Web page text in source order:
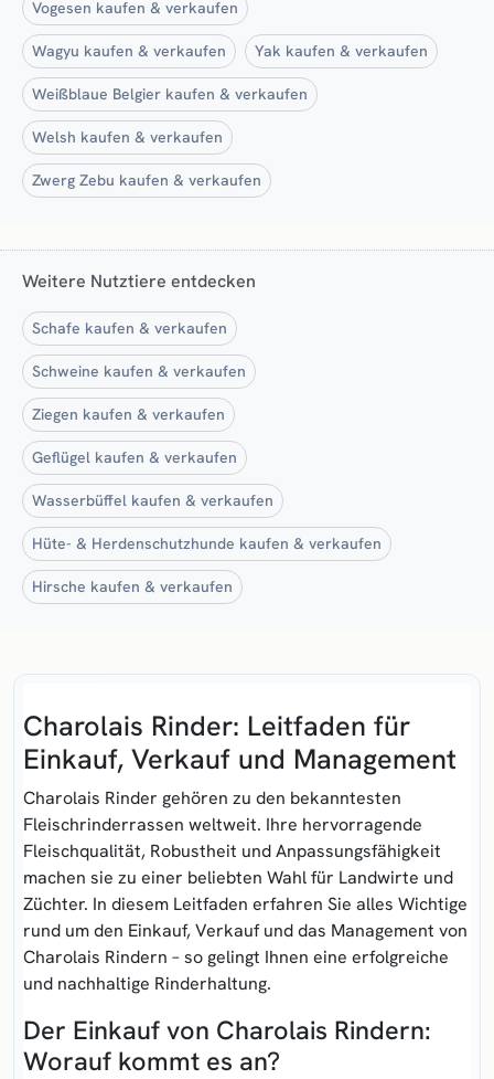
Vogesen kaufen & verkaufen
Wagyu kaufen & verkaufen Yak kaufen & verkaufen
Weißblaue Belgier kaufen & verkaufen
Welsh kaufen & verkaufen
Zwerg Zebu kaufen & verkaufen
Weitere Nutztiere entdecken
Schafe kaufen & verkaufen
Schweine kaufen & verkaufen
Ziegen kaufen & verkaufen
Geflügel kaufen & verkaufen
Wasserbüffel kaufen & verkaufen
Hüte- & Herdenschutzhunde kaufen & verkaufen
Hirsche kaufen & verkaufen
Charolais Rinder: Leitfaden für
Einkauf, Verkauf und Management
Charolais Rinder gehören zu den bekanntesten
Fleischrinderrassen weltweit. Ihre hervorragende
Fleischqualität, Robustheit und Anpassungsfähigkeit
machen sie zu einer beliebten Wahl für Landwirte und
Züchter. In diesem Leitfaden erfahren Sie alles Wichtige
rund um den Einkauf, Verkauf und das Management von
Charolais Rindern – so gelingt Ihnen eine erfolgreiche
und nachhaltige Rinderhaltung.
Der Einkauf von Charolais Rindern:
Worauf kommt es an?